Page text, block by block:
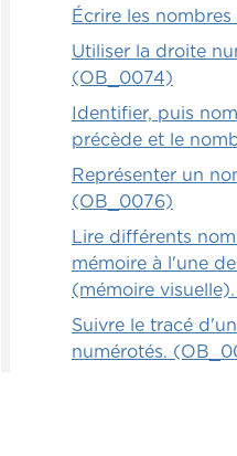
Écrire les
Utiliser la droite
(OB_0074)
Identifier, puis
précède et le
Représenter un
(OB_0076)
Lire différents
mémoire à l'une
(mémoire
Suivre le tracé
numérotés.